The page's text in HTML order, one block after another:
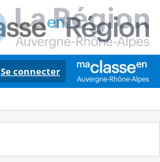
Se connecter